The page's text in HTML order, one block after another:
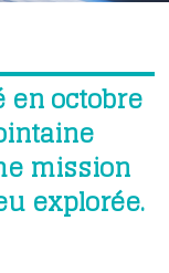
en octobre
mission
explorée.